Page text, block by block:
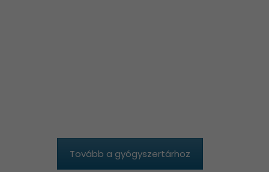
Tovább a gyógyszertárhoz